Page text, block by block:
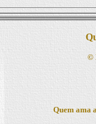
©
Quem ama